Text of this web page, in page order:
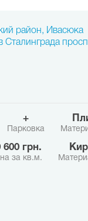
район, Ивасюка
Сталинграда
+
Парковка
600 грн.
за кв.м.